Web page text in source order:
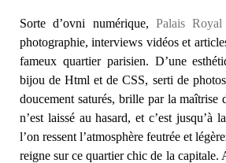
Sorte d’ovni numérique, Palais Royal
photographie, interviews vidéos et
fameux quartier parisien. D’une
bijou de Html et de CSS, serti de
doucement saturés, brille par la maîtrise
n’est laissé au hasard, et c’est jusqu’à
l’on ressent l’atmosphère feutrée et
reigne sur ce quartier chic de la capitale.